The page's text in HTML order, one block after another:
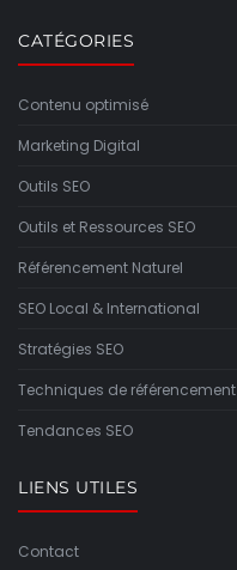
CATÉGORIES
Contenu optimisé
Marketing Digital
Outils SEO
Outils et Ressources SEO
Référencement Naturel
SEO Local & International
Stratégies SEO
Techniques de référencement
Tendances SEO
LIENS UTILES
Contact